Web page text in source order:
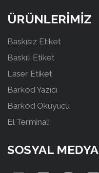
ÜRÜNLERİMİZ
Baskısız Etiket
Baskılı Etiket
Laser Etiket
Barkod Yazıcı
Barkod Okuyucu
El Terminali
SOSYAL MEDYA